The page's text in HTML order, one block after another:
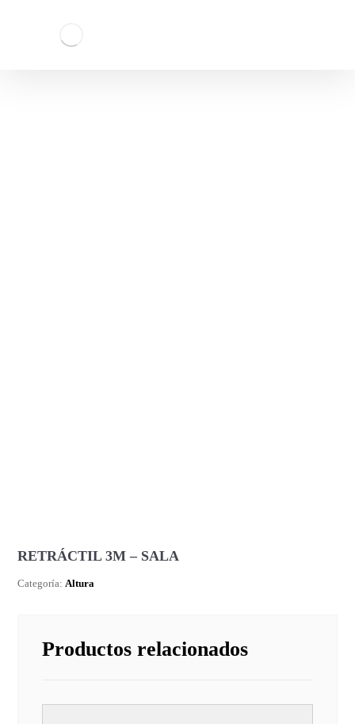
RETRÁCTIL 3M – SALA
Categoría: Altura
Productos relacionados